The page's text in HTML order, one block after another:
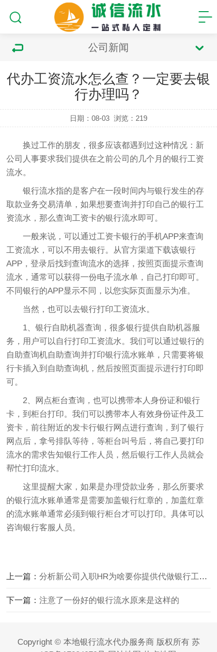
公司新闻
代办工资流水怎么查？一定要去银
行办理吗？
日期：08-03 浏览： 219
换过工作的朋友，很多应该都遇到过这种情况：新
公司人事要求我们提供在之前公司的几个月的银行工资
流水。
银行流水指的是客户在一段时间内与银行发生的存
取款业务交易清单，如果想要查询并打印自己的银行工
资流水，那么查询工资卡的银行流水即可。
一般来说，可以通过工资卡银行的手机APP来查询
工资流水，可以不用去银行。从官方渠道下载该银行
APP，登录后找到查询流水的选择，按照页面提示查询
流水，通常可以获得一份电子流水单，自己打印即可。
不同银行的APP显示不同，以您实际页面显示为准。
当然，也可以去银行打印工资流水。
1、银行自助机器查询，很多银行提供自助机器服
务，用户可以自行打印工资流水。我们可以通过银行的
自助查询机自助查询并打印银行流水账单，只需要将银
行卡插入到自助查询机，然后按照页面提示进行打印即
可。
2、网点柜台查询，也可以携带本人身份证和银行
卡，到柜台打印。我们可以携带本人有效身份证件及工
资卡，前往附近的发卡行银行网点进行查询，到了银行
网点后，拿号排队等待，等柜台叫号后，将自己要打印
流水的需求告知银行工作人员，然后银行工作人员就会
帮忙打印流水。
这里提醒大家，如果是办理贷款业务，那么所要求
的银行流水账单通常是需要加盖银行红章的，加盖红章
的流水账单通常必须到银行柜台才可以打印。具体可以
咨询银行客服人员。
上一篇：分析新公司入职HR为啥要你提供代做银行工资流水？
下一篇：注意了一份好的银行流水原来是这样的
Copyright © 本地银行流水代办服务商 版权所有 苏